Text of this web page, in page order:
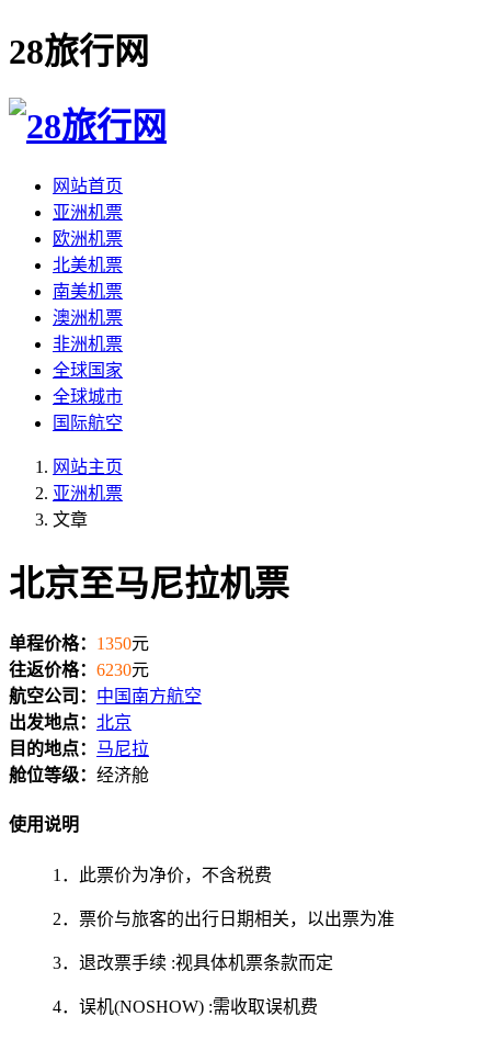
28旅行网
网站首页
亚洲机票
欧洲机票
北美机票
南美机票
澳洲机票
非洲机票
全球国家
全球城市
国际航空
网站主页
亚洲机票
文章
北京至马尼拉机票
单程价格： 1350元
往返价格： 6230元
航空公司： 中国南方航空
出发地点： 北京
目的地点： 马尼拉
舱位等级： 经济舱
使用说明
1．此票价为净价，不含税费
2．票价与旅客的出行日期相关，以出票为准
3．退改票手续 :视具体机票条款而定
4．误机(NOSHOW) :需收取误机费